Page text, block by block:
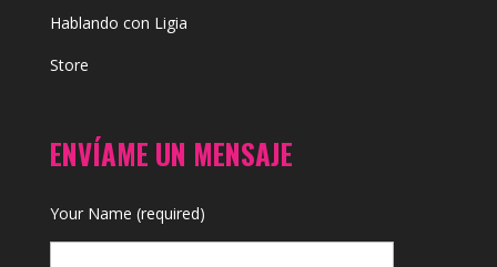
Hablando con Ligia
Store
ENVÍAME UN MENSAJE
Your Name (required)